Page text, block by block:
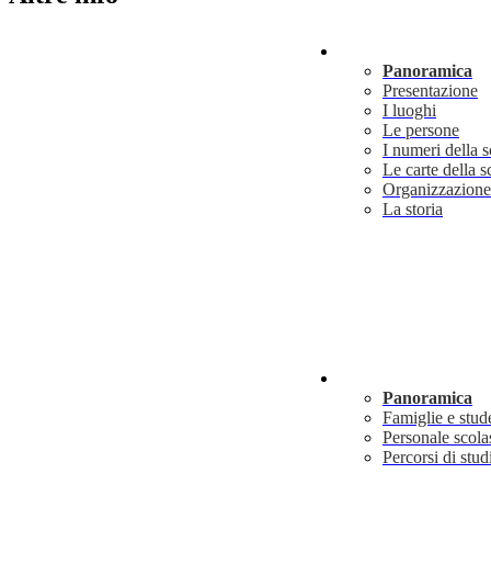
Panoramica
Presentazione
I luoghi
Le persone
I numeri della
Le carte della
Organizzazione
La storia
Panoramica
Famiglie e
Personale
Percorsi di